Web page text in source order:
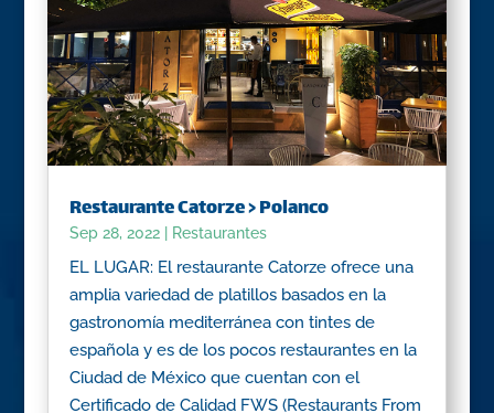
Restaurante Catorze > Polanco
Sep 28, 2022| Restaurantes
EL LUGAR: El restaurante Catorze ofrece una
amplia variedad de platillos basados en la
gastronomía mediterránea con tintes de
española y es de los pocos restaurantes en la
Ciudad de México que cuentan con el
Certificado de Calidad FWS (Restaurants From